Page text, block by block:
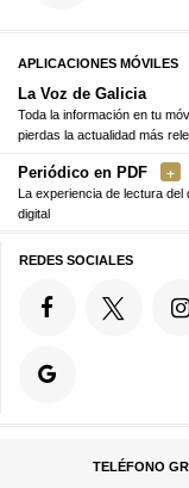
APLICACIONES MÓVILES
La Voz de Galicia
Toda la información en tu
pierdas la actualidad más
Periódico en PDF
La experiencia de lectura del
digital
REDES SOCIALES
TELÉFONO